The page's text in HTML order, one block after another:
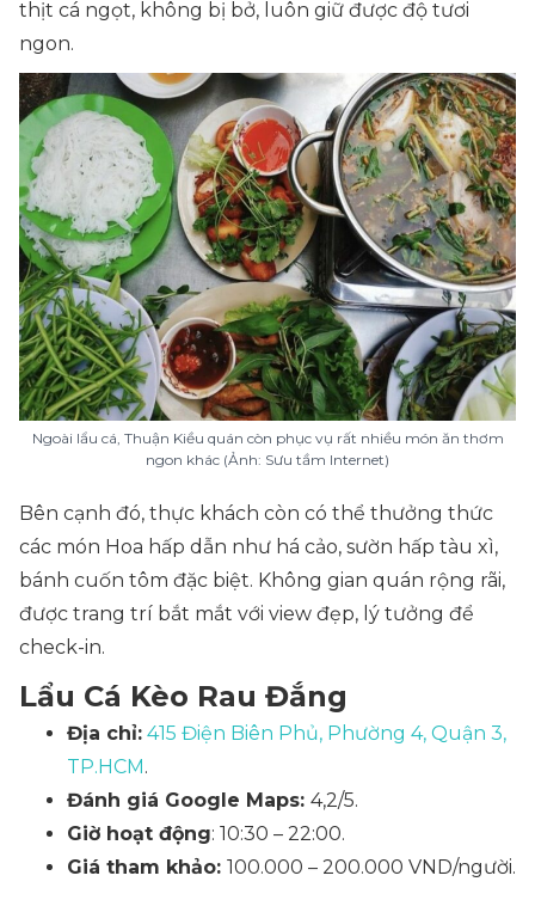
thịt cá ngọt, không bị bở, luôn giữ được độ tươi
ngon.
Ngoài lẩu cá, Thuận Kiều quán còn phục vụ rất nhiều món ăn thơm
ngon khác (Ảnh: Sưu tầm Internet)
Bên cạnh đó, thực khách còn có thể thưởng thức
các món Hoa hấp dẫn như há cảo, sườn hấp tàu xì,
bánh cuốn tôm đặc biệt. Không gian quán rộng rãi,
được trang trí bắt mắt với view đẹp, lý tưởng để
check-in.
Lẩu Cá Kèo Rau Đắng
Địa chỉ: 415 Điện Biên Phủ, Phường 4, Quận 3,
TP.HCM.
Đánh giá Google Maps: 4,2/5.
Giờ hoạt động: 10:30 – 22:00.
Giá tham khảo: 100.000 – 200.000 VND/người.